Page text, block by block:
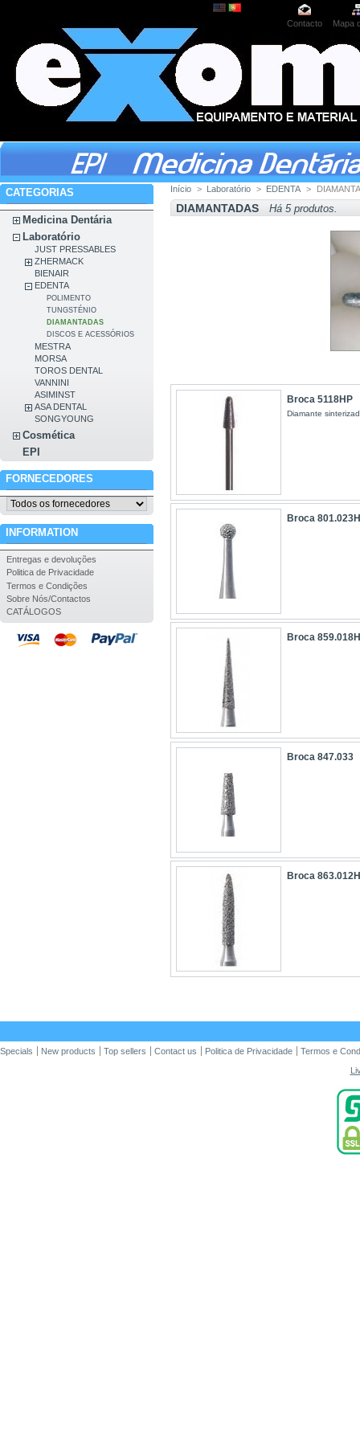
Contacto Mapa
CATEGORIAS
Medicina Dentária
Laboratório
JUST PRESSABLES
ZHERMACK
BIENAIR
EDENTA
POLIMENTO
TUNGSTÉNIO
DIAMANTADAS
DISCOS E ACESSÓRIOS
MESTRA
MORSA
TOROS DENTAL
VANNINI
ASIMINST
ASA DENTAL
SONGYOUNG
Cosmética
EPI
FORNECEDORES
INFORMATION
Entregas e devoluções
Politica de Privacidade
Termos e Condições
Sobre Nós/Contactos
CATÁLOGOS
Início > Laboratório > EDENTA >
DIAMANTADAS Há 5 produtos.
Broca 5118HP
Diamante
Broca
Broca
Broca 847.033
Broca
Specials New products Top sellers Contact us Politica de Privacidade
Termos e